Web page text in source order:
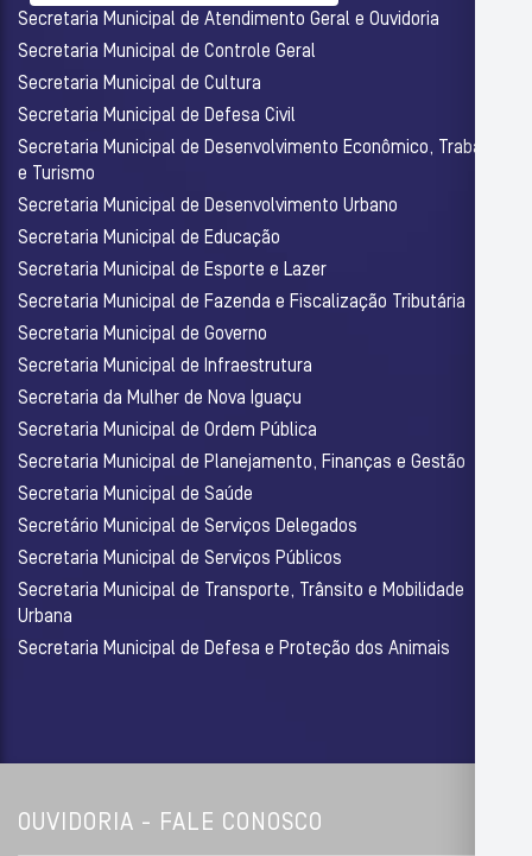
Secretaria Municipal de Atendimento Geral e Ouvidoria
Secretaria Municipal de Controle Geral
Secretaria Municipal de Cultura
Secretaria Municipal de Defesa Civil
Secretaria Municipal de Desenvolvimento Econômico, Trabalho
e Turismo
Secretaria Municipal de Desenvolvimento Urbano
Secretaria Municipal de Educação
Secretaria Municipal de Esporte e Lazer
Secretaria Municipal de Fazenda e Fiscalização Tributária
Secretaria Municipal de Governo
Secretaria Municipal de Infraestrutura
Secretaria da Mulher de Nova Iguaçu
Secretaria Municipal de Ordem Pública
Secretaria Municipal de Planejamento, Finanças e Gestão
Secretaria Municipal de Saúde
Secretário Municipal de Serviços Delegados
Secretaria Municipal de Serviços Públicos
Secretaria Municipal de Transporte, Trânsito e Mobilidade
Urbana
Secretaria Municipal de Defesa e Proteção dos Animais
OUVIDORIA - FALE CONOSCO